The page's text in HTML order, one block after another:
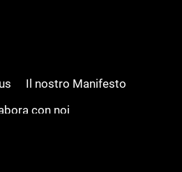
Il nostro Manifesto
con noi